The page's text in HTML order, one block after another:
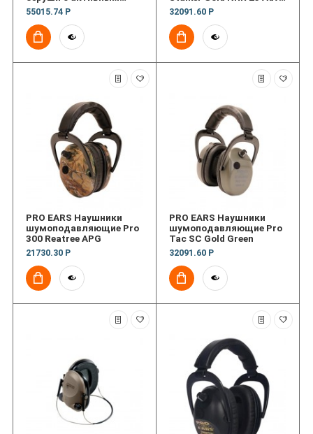
шумоподавлением
55015.74 Р
Max4 Camo
32091.60 Р
PRO EARS Наушники
шумоподавляющие Pro
300 Reatree APG
21730.30 Р
PRO EARS Наушники
шумоподавляющие Pro
Tac SC Gold Green
32091.60 Р